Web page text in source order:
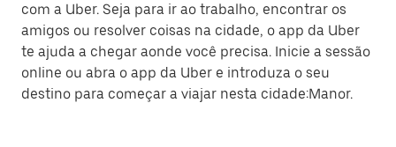
com a Uber. Seja para ir ao trabalho, encontrar os
amigos ou resolver coisas na cidade, o app da Uber
te ajuda a chegar aonde você precisa. Inicie a sessão
online ou abra o app da Uber e introduza o seu
destino para começar a viajar nesta cidade:Manor.